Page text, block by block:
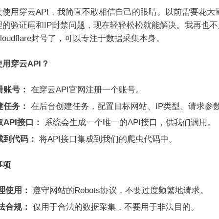
使用穿云API，我简直不敢相信自己的眼睛。以前需要花大
的验证码和IP封禁问题，现在轻轻松松就能解决。我再也
封号了，可以专注于数据采集本身。
穿云API？
账号： 在穿云API官网注册一个账号。
任务： 在后台创建任务，配置目标网站、IP类型、请求参
API接口：
系统会生成一个唯一的API接口，供我们调用。
到代码： 将API接口集成到我们的爬虫代码中。
项
使用： 遵守网站的Robots协议，不要过度频繁地请求。
合规： 仅用于合法的数据采集，不要用于非法目的。